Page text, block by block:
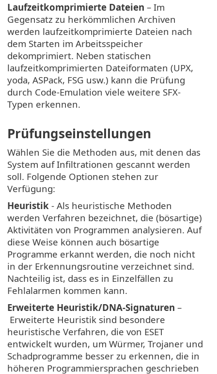
Laufzeitkomprimierte Dateien – Im
Gegensatz zu herkömmlichen Archiven
werden laufzeitkomprimierte Dateien nach
dem Starten im Arbeitsspeicher
dekomprimiert. Neben statischen
laufzeitkomprimierten Dateiformaten (UPX,
yoda, ASPack, FSG usw.) kann die Prüfung
durch Code-Emulation viele weitere SFX-
Typen erkennen.
Prüfungseinstellungen
Wählen Sie die Methoden aus, mit denen das
System auf Infiltrationen gescannt werden
soll. Folgende Optionen stehen zur
Verfügung:
Heuristik - Als heuristische Methoden
werden Verfahren bezeichnet, die (bösartige)
Aktivitäten von Programmen analysieren. Auf
diese Weise können auch bösartige
Programme erkannt werden, die noch nicht
in der Erkennungsroutine verzeichnet sind.
Nachteilig ist, dass es in Einzelfällen zu
Fehlalarmen kommen kann.
Erweiterte Heuristik/DNA-Signaturen –
Erweiterte Heuristik sind besondere
heuristische Verfahren, die von ESET
entwickelt wurden, um Würmer, Trojaner und
Schadprogramme besser zu erkennen, die in
höheren Programmiersprachen geschrieben